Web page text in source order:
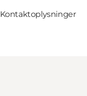
Kontaktoplysninger